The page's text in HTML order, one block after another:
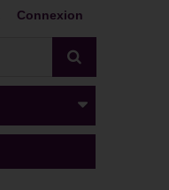
Connexion